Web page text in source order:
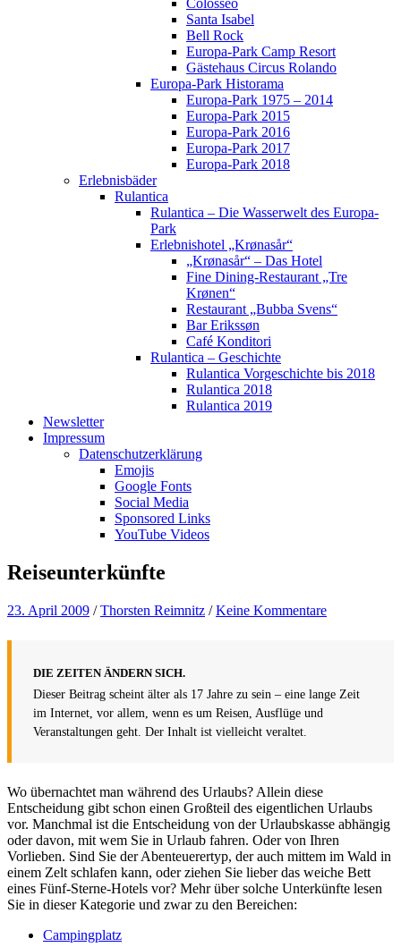
Colosseo
Santa Isabel
Bell Rock
Europa-Park Camp Resort
Gästehaus Circus Rolando
Europa-Park Historama
Europa-Park 1975 – 2014
Europa-Park 2015
Europa-Park 2016
Europa-Park 2017
Europa-Park 2018
Erlebnisbäder
Rulantica
Rulantica – Die Wasserwelt des Europa-
Park
Erlebnishotel „Krønasår“
„Krønasår“ – Das Hotel
Fine Dining-Restaurant „Tre
Krønen“
Restaurant „Bubba Svens“
Bar Erikssøn
Café Konditori
Rulantica – Geschichte
Rulantica Vorgeschichte bis 2018
Rulantica 2018
Rulantica 2019
Newsletter
Impressum
Datenschutzerklärung
Emojis
Google Fonts
Social Media
Sponsored Links
YouTube Videos
Reiseunterkünfte
23. April 2009 /Thorsten Reimnitz /Keine Kommentare
DIE ZEITEN ÄNDERN SICH.
Dieser Beitrag scheint älter als 17 Jahre zu sein – eine lange Zeit
im Internet, vor allem, wenn es um Reisen, Ausflüge und
Veranstaltungen geht. Der Inhalt ist vielleicht veraltet.
Wo übernachtet man während des Urlaubs? Allein diese
Entscheidung gibt schon einen Großteil des eigentlichen Urlaubs
vor. Manchmal ist die Entscheidung von der Urlaubskasse abhängig
oder davon, mit wem Sie in Urlaub fahren. Oder von Ihren
Vorlieben. Sind Sie der Abenteuerertyp, der auch mittem im Wald in
einem Zelt schlafen kann, oder ziehen Sie lieber das weiche Bett
eines Fünf-Sterne-Hotels vor? Mehr über solche Unterkünfte lesen
Sie in dieser Kategorie und zwar zu den Bereichen:
Campingplatz